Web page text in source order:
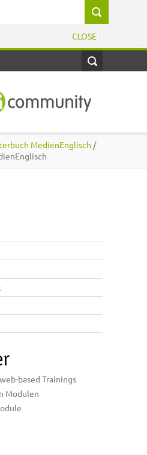
CLOSE
MedienEnglisch /
based Trainings
Modulen